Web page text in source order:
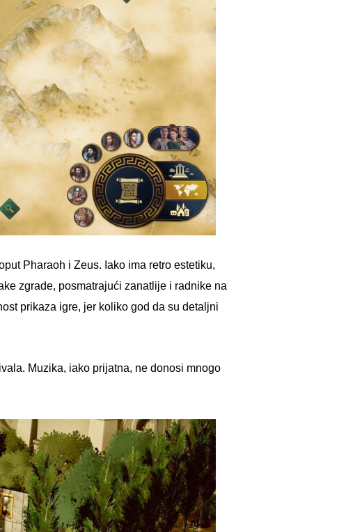
Pharaoh i Zeus. Iako ima retro estetiku,
zgrade, posmatrajući zanatlije i radnike na
prikaza igre, jer koliko god da su detaljni
Muzika, iako prijatna, ne donosi mnogo